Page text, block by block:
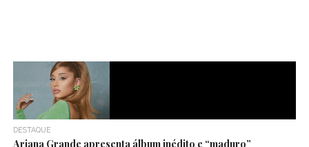
DESTAQUE
Ariana Grande apresenta álbum inédito e “maduro”